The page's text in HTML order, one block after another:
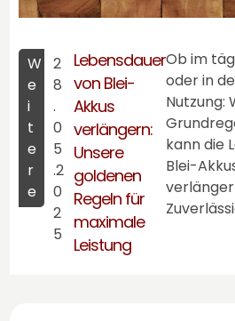
W
e
i
t
e
r
e
2
8
.
0
5
.2
0
2
5
Lebensdauer
von Blei-
Akkus
verlängern:
Unsere
goldenen
Regeln für
maximale
Leistung
Ob im
oder in
Nutzung:
kann die
Blei-